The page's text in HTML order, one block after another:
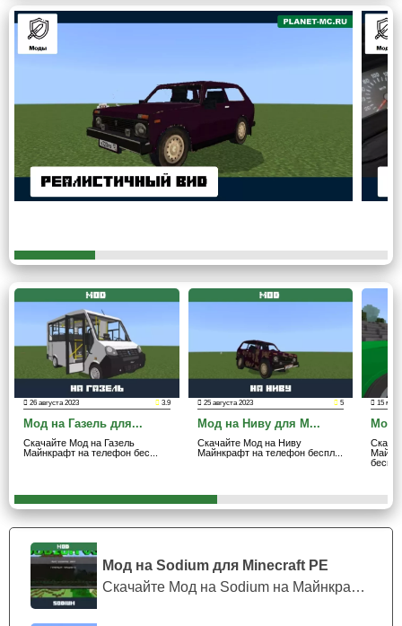
Мод на Sodium для Minecraft PE
Скачайте Мод на Sodium на Майнкрафт П...
пиксельного мира ценятстабильность и надежность
, и в
этом контексте мод на обычный джип может быть
Кроссовер — это класс, который не стремится следовать
новым тенденциям или устаревать вместе с ними,
особенно с моральной точки зрения.Она остается
верной своему оригинальному дизайну и
функциональности, не поддаваясь влиянию времени и
Одним из главных преимуществ Нивы является ее
машина способна справиться с болотистыми
местностями в игре Майнкрафт ПЕ, где большинство
других автомобилей могли бы застрять. Это делает ее
идеальным выбором для тех, кто ценит надежность и
функциональность, а не модные новинки.
В данном моде очень реалистично выполнена
Сломанная
Боевая классика всегда в моде. И с этим утверждением
весьма трудно поспорить, ведь оноочень удобное.
Особенно это касается данной Нивы, ведь теперь это не
26 августа 2023 3.9
Мод на Газель для...
Скачайте Мод на Газель
Майнкрафт на телефон бес...
25 августа 2023 5
Мод на Ниву для M...
Скачайте Мод на Ниву
Майнкрафт на телефон беспл...
15
Мод